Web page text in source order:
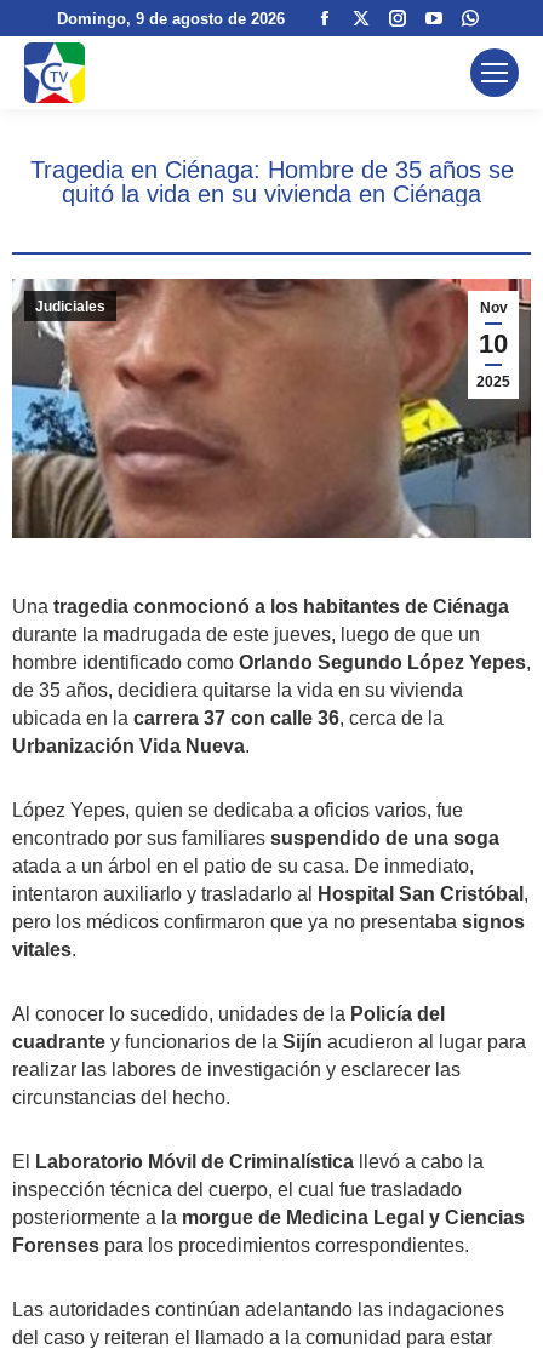
Domingo, 9 de agosto de 2026
Facebook
windowwindow
Instagram
window
YouTube
page
opens
window
page
opens
Tragedia en Ciénaga: Hombre de 35 años se
quitó la vida en su vivienda en Ciénaga
Nov
10
2025
Judiciales
Una tragedia conmocionó a los habitantes de Ciénaga
durante la madrugada de este jueves, luego de que un
hombre identificado como Orlando Segundo López Yepes,
de 35 años, decidiera quitarse la vida en su vivienda
ubicada en la carrera 37 con calle 36, cerca de la
Urbanización Vida Nueva.
López Yepes, quien se dedicaba a oficios varios, fue
encontrado por sus familiares suspendido de una soga
atada a un árbol en el patio de su casa. De inmediato,
intentaron auxiliarlo y trasladarlo al
Hospital San Cristóbal ,
pero los médicos confirmaron que ya no presentaba signos
vitales.
Al conocer lo sucedido, unidades de la Policía del
cuadrante y funcionarios de la Sijín acudieron al lugar para
realizar las labores de investigación y esclarecer las
circunstancias del hecho.
El Laboratorio Móvil de Criminalística llevó a cabo la
inspección técnica del cuerpo, el cual fue trasladado
posteriormente a la morgue de Medicina Legal y Ciencias
Forenses para los procedimientos correspondientes.
Las autoridades continúan adelantando las indagaciones
del caso y reiteran el llamado a la comunidad para estar